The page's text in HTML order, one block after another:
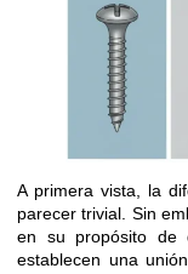
A primera vista, la
parecer trivial. Sin
en su propósito de
establecen una